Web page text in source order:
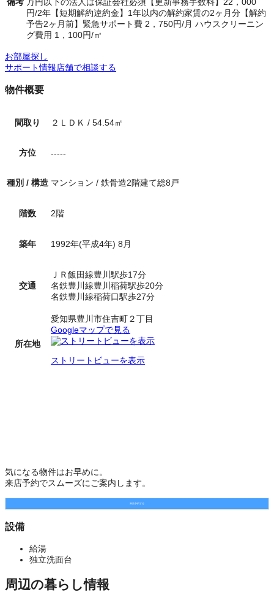
円/2年【短期解約違約金】1年以内の解約家賃の2ヶ月分【解約
予告2ヶ月前】緊急サポート費 2，750円/月 ハウスクリーニン
グ費用 1，100円/㎡
お部屋探し
サポート情報店舗で相談する
物件概要
間取り ２ＬＤＫ / 54.54㎡
方位 -----
種別 / 構造 マンション / 鉄骨造2階建て総8戸
階数 2階
築年 1992年(平成4年) 8月
交通
ＪＲ飯田線豊川駅歩17分
名鉄豊川線豊川稲荷駅歩20分
名鉄豊川線稲荷口駅歩27分
所在地
愛知県豊川市住吉町２丁目
Googleマップで見る
ストリートビューを表示
気になる物件はお早めに。
来店予約でスムーズにご案内します。
来店予約する
設備
給湯
独立洗面台
周辺の暮らし情報